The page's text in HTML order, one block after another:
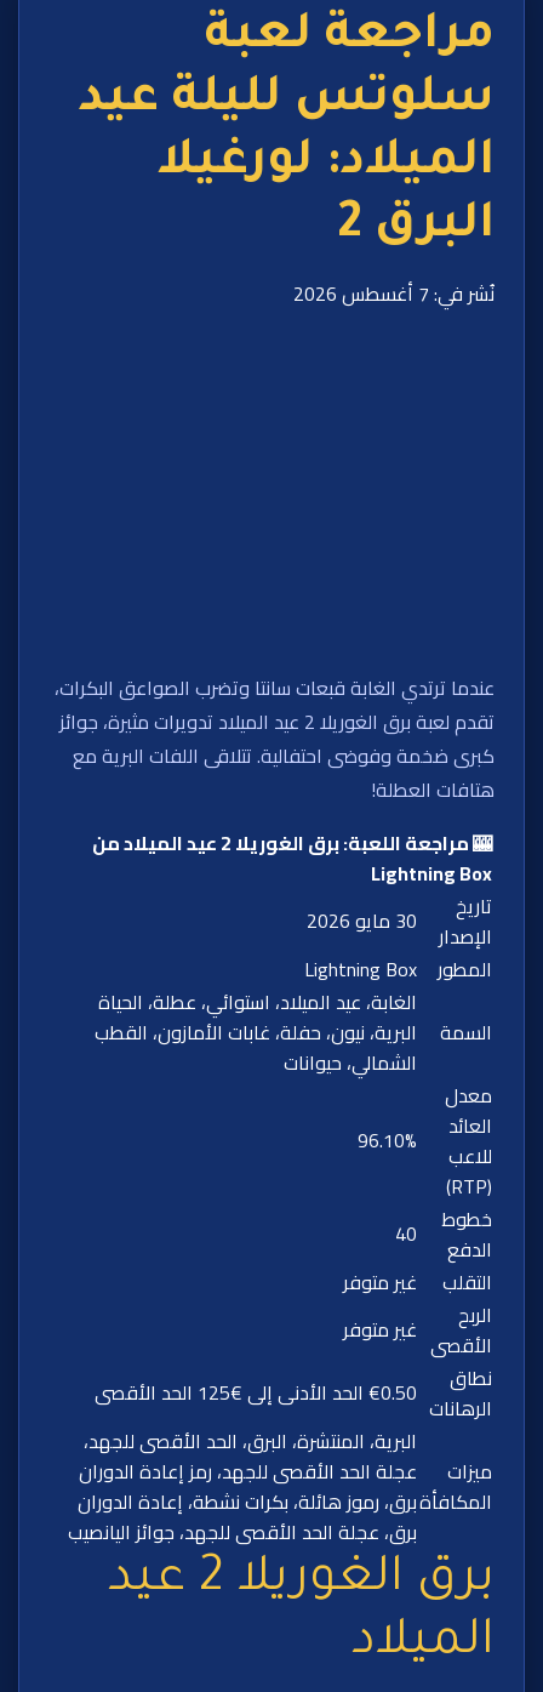
مراجعة لعبة
سلوتس لليلة عيد
الميلاد: لورغيلا
البرق 2
نُشر في: 7 أغسطس 2026
عندما ترتدي الغابة قبعات سانتا وتضرب الصواعق البكرات،
تقدم لعبة برق الغوريلا 2 عيد الميلاد تدويرات مثيرة، جوائز
كبرى ضخمة وفوضى احتفالية. تتلاقى اللفات البرية مع
هتافات العطلة!
🎰 مراجعة اللعبة: برق الغوريلا 2 عيد الميلاد من
Lightning Box
تاريخ
الإصدار
30 مايو 2026
المطور Lightning Box
السمة
الغابة، عيد الميلاد، استوائي، عطلة، الحياة
البرية، نيون، حفلة، غابات الأمازون، القطب
الشمالي، حيوانات
معدل
العائد
للاعب
(RTP)
96.10%
خطوط
الدفع
40
التقلب
غير متوفر
الربح
الأقصى غير متوفر
نطاق
الرهانات €0.50 الحد الأدنى إلى €125 الحد الأقصى
ميزات
المكافأة
البرية، المنتشرة، البرق، الحد الأقصى للجهد،
عجلة الحد الأقصى للجهد، رمز إعادة الدوران
برق، رموز هائلة، بكرات نشطة، إعادة الدوران
برق، عجلة الحد الأقصى للجهد، جوائز اليانصيب
برق الغوريلا 2 عيد
الميلاد